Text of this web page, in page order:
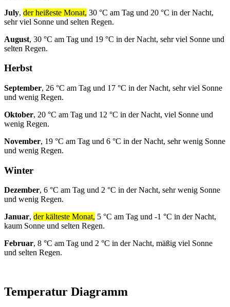
July, der heißeste Monat, 30 °C am Tag und 20 °C in der Nacht,
sehr viel Sonne und selten Regen.
August, 30 °C am Tag und 19 °C in der Nacht, sehr viel Sonne und
selten Regen.
Herbst
September, 26 °C am Tag und 17 °C in der Nacht, sehr viel Sonne
und wenig Regen.
Oktober, 20 °C am Tag und 12 °C in der Nacht, viel Sonne und
wenig Regen.
November, 19 °C am Tag und 6 °C in der Nacht, sehr wenig Sonne
und wenig Regen.
Winter
Dezember, 6 °C am Tag und 2 °C in der Nacht, sehr wenig Sonne
und wenig Regen.
Januar, der kälteste Monat, 5 °C am Tag und -1 °C in der Nacht,
kaum Sonne und selten Regen.
Februar, 8 °C am Tag und 2 °C in der Nacht, mäßig viel Sonne
und selten Regen.
Temperatur Diagramm